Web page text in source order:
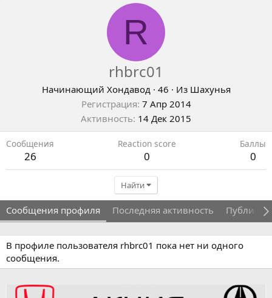
R
rhbrc01
Начинающий Хондавод · 46 · Из Шахунья
Регистрация 7 Апр 2014
Активность 14 Дек 2015
Сообщения
26
Reaction score
0
Баллы
0
Найти
Сообщения профиля Последняя активность
В профиле пользователя rhbrc01 пока нет ни одного
сообщения.